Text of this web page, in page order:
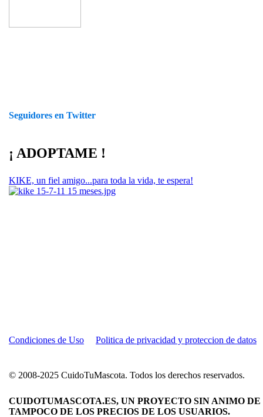
Seguidores en Twitter
¡ ADOPTAME !
KIKE, un fiel amigo...para toda la vida, te espera!
Condiciones de Uso Politica de privacidad y proteccion de datos
© 2008-2025 CuidoTuMascota. Todos los derechos reservados.
CUIDOTUMASCOTA.ES, UN PROYECTO SIN ANIMO
TAMPOCO DE LOS PRECIOS DE LOS USUARIOS.